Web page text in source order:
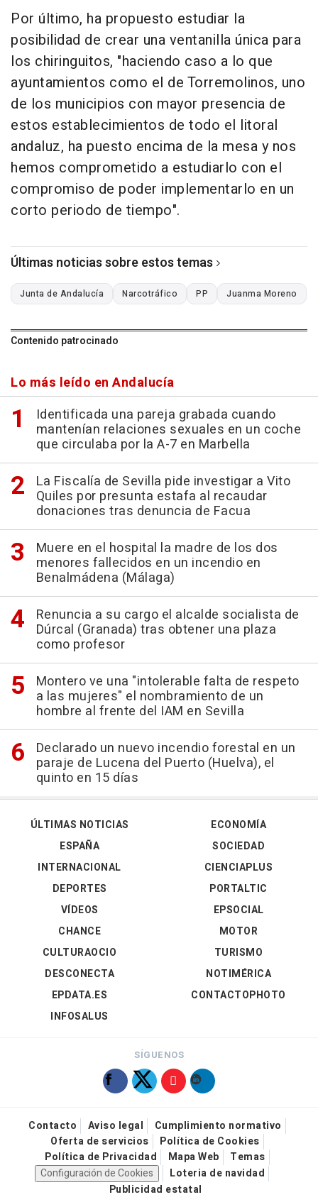
Por último, ha propuesto estudiar la
posibilidad de crear una ventanilla única para
los chiringuitos, "haciendo caso a lo que
ayuntamientos como el de Torremolinos, uno
de los municipios con mayor presencia de
estos establecimientos de todo el litoral
andaluz, ha puesto encima de la mesa y nos
hemos comprometido a estudiarlo con el
compromiso de poder implementarlo en un
corto periodo de tiempo".
Últimas noticias sobre estos temas
Junta de Andalucía Narcotráfico PP Juanma Moreno
Contenido patrocinado
Lo más leído en Andalucía
Identificada una pareja grabada cuando
mantenían relaciones sexuales en un coche
que circulaba por la A-7 en Marbella
La Fiscalía de Sevilla pide investigar a Vito
Quiles por presunta estafa al recaudar
donaciones tras denuncia de Facua
Muere en el hospital la madre de los dos
menores fallecidos en un incendio en
Benalmádena (Málaga)
Renuncia a su cargo el alcalde socialista de
Dúrcal (Granada) tras obtener una plaza
como profesor
Montero ve una "intolerable falta de respeto
a las mujeres" el nombramiento de un
hombre al frente del IAM en Sevilla
Declarado un nuevo incendio forestal en un
paraje de Lucena del Puerto (Huelva), el
quinto en 15 días
ÚLTIMAS NOTICIAS
ESPAÑA
INTERNACIONAL
DEPORTES
VÍDEOS
ECONOMÍA
SOCIEDAD
CIENCIAPLUS
PORTALTIC
EPSOCIAL
CHANCE
CULTURAOCIO
DESCONECTA
EPDATA.ES
INFOSALUS
MOTOR
TURISMO
NOTIMÉRICA
CONTACTOPHOTO
SÍGUENOS
Contacto Aviso legal
Cumplimiento normativo
Oferta de servicios
Política de Cookies
Política de Privacidad
Mapa Web
Temas
Configuración de Cookies
Loteria de navidad
Publicidad estatal